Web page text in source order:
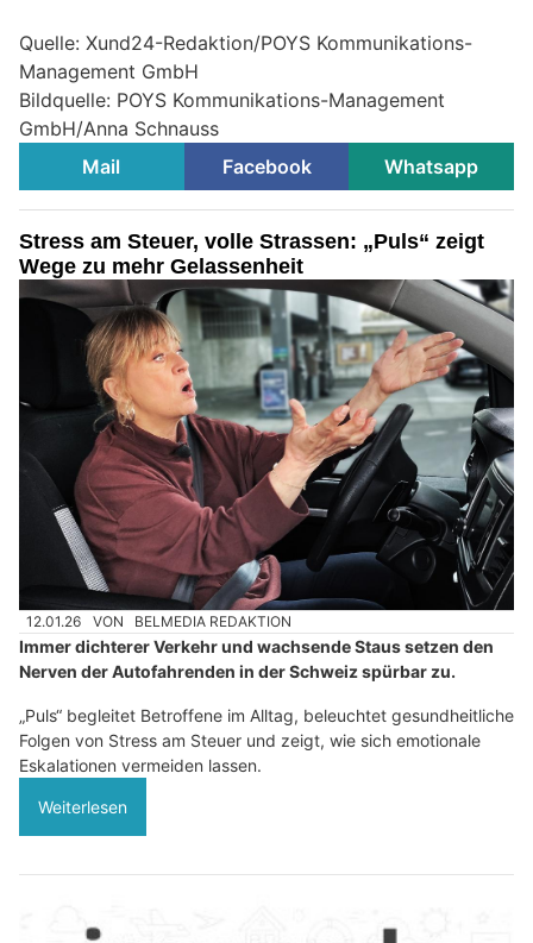
Quelle: Xund24-Redaktion/POYS Kommunikations-
Management GmbH
Bildquelle: POYS Kommunikations-Management
GmbH/Anna Schnauss
Mail
Facebook Whatsapp
Stress am Steuer, volle Strassen: „Puls“ zeigt
Wege zu mehr Gelassenheit
12.01.26 VON BELMEDIA REDAKTION
Immer dichterer Verkehr und wachsende Staus setzen den
Nerven der Autofahrenden in der Schweiz spürbar zu.
„Puls“ begleitet Betroffene im Alltag, beleuchtet gesundheitliche
Folgen von Stress am Steuer und zeigt, wie sich emotionale
Eskalationen vermeiden lassen.
Weiterlesen